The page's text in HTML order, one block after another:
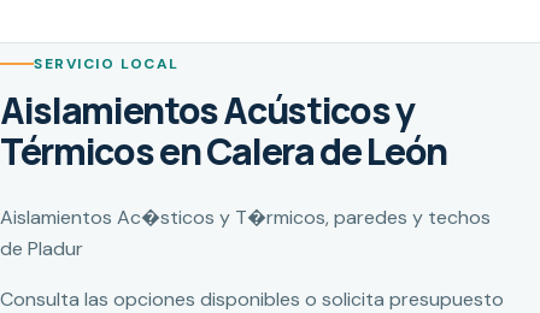
SERVICIO LOCAL
Aislamientos Acústicos y
Térmicos en Calera de León
Aislamientos Ac�sticos y T�rmicos, paredes y techos
de Pladur
Consulta las opciones disponibles o solicita presupuesto